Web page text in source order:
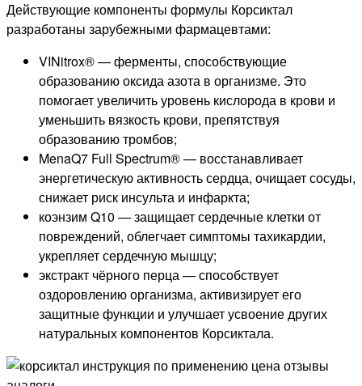
Действующие компоненты формулы Корсиктал
разработаны зарубежными фармацевтами:
VINitrox® — ферменты, способствующие
образованию оксида азота в организме. Это
помогает увеличить уровень кислорода в крови и
уменьшить вязкость крови, препятствуя
образованию тромбов;
MenaQ7 Full Spectrum® — восстанавливает
энергетическую активность сердца, очищает сосуды,
снижает риск инсульта и инфаркта;
коэнзим Q10 — защищает сердечные клетки от
повреждений, облегчает симптомы тахикардии,
укрепляет сердечную мышцу;
экстракт чёрного перца — способствует
оздоровлению организма, активизирует его
защитные функции и улучшает усвоение других
натуральных компонентов Корсиктала.